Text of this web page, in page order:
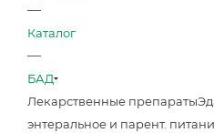
—
Каталог
—
БАД
Лекарственные препараты
энтеральное и парент.